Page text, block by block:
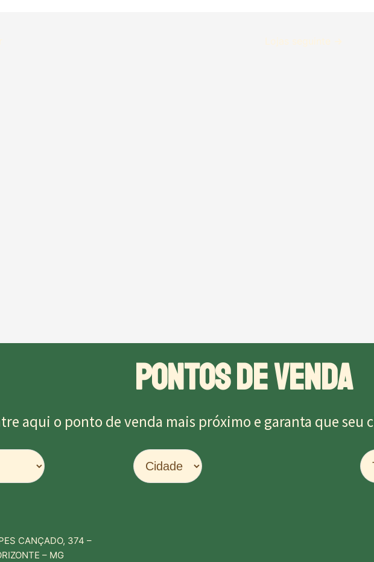
Lojas seguinte →
PONTOS DE VENDA
aqui o ponto de venda mais próximo e garanta que seu
CANÇADO, 374 –
– MG